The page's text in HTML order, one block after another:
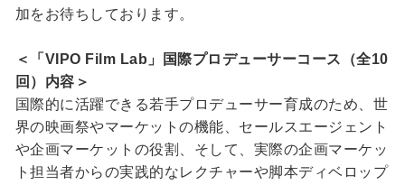
加をお待ちしております。
＜「VIPO Film Lab」国際プロデューサーコース（全10
回）内容＞
国際的に活躍できる若手プロデューサー育成のため、世
界の映画祭やマーケットの機能、セールスエージェント
や企画マーケットの役割、そして、実際の企画マーケッ
ト担当者からの実践的なレクチャーや脚本ディベロップ